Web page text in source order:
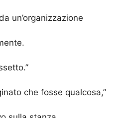
un’organizzazione
che fosse qualcosa,”